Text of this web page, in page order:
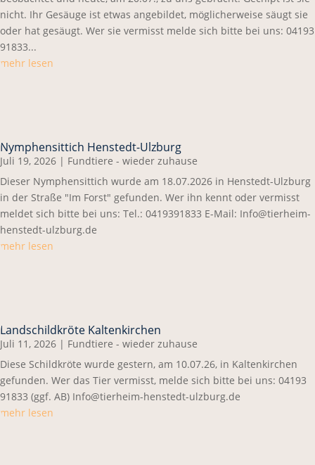
nicht. Ihr Gesäuge ist etwas angebildet, möglicherweise säugt sie
oder hat gesäugt. Wer sie vermisst melde sich bitte bei uns: 04193
91833...
mehr lesen
Nymphensittich Henstedt-Ulzburg
Juli 19, 2026 | Fundtiere - wieder zuhause
Dieser Nymphensittich wurde am 18.07.2026 in Henstedt-Ulzburg
in der Straße "Im Forst" gefunden. Wer ihn kennt oder vermisst
meldet sich bitte bei uns: Tel.: 0419391833 E-Mail: Info@tierheim-
henstedt-ulzburg.de
mehr lesen
Landschildkröte Kaltenkirchen
Juli 11, 2026 | Fundtiere - wieder zuhause
Diese Schildkröte wurde gestern, am 10.07.26, in Kaltenkirchen
gefunden. Wer das Tier vermisst, melde sich bitte bei uns: 04193
91833 (ggf. AB) Info@tierheim-henstedt-ulzburg.de
mehr lesen